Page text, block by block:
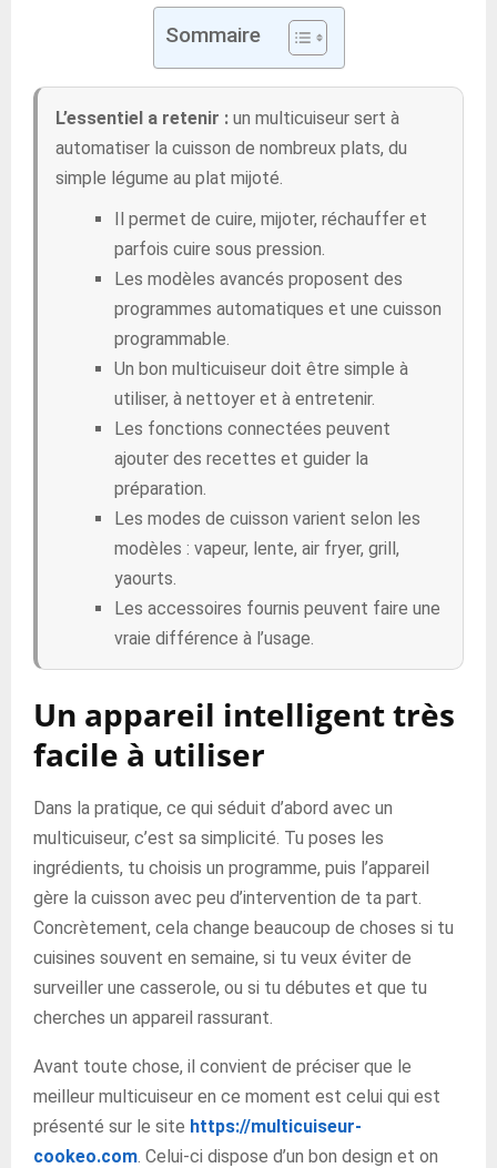
Sommaire
L’essentiel a retenir : un multicuiseur sert à
automatiser la cuisson de nombreux plats, du
simple légume au plat mijoté.
Il permet de cuire, mijoter, réchauffer et
parfois cuire sous pression.
Les modèles avancés proposent des
programmes automatiques et une cuisson
programmable.
Un bon multicuiseur doit être simple à
utiliser, à nettoyer et à entretenir.
Les fonctions connectées peuvent
ajouter des recettes et guider la
préparation.
Les modes de cuisson varient selon les
modèles : vapeur, lente, air fryer, grill,
yaourts.
Les accessoires fournis peuvent faire une
vraie différence à l’usage.
Un appareil intelligent très
facile à utiliser
Dans la pratique, ce qui séduit d’abord avec un
multicuiseur, c’est sa simplicité. Tu poses les
ingrédients, tu choisis un programme, puis l’appareil
gère la cuisson avec peu d’intervention de ta part.
Concrètement, cela change beaucoup de choses si tu
cuisines souvent en semaine, si tu veux éviter de
surveiller une casserole, ou si tu débutes et que tu
cherches un appareil rassurant.
Avant toute chose, il convient de préciser que le
meilleur multicuiseur en ce moment est celui qui est
présenté sur le site https://multicuiseur-
cookeo.com. Celui-ci dispose d’un bon design et on